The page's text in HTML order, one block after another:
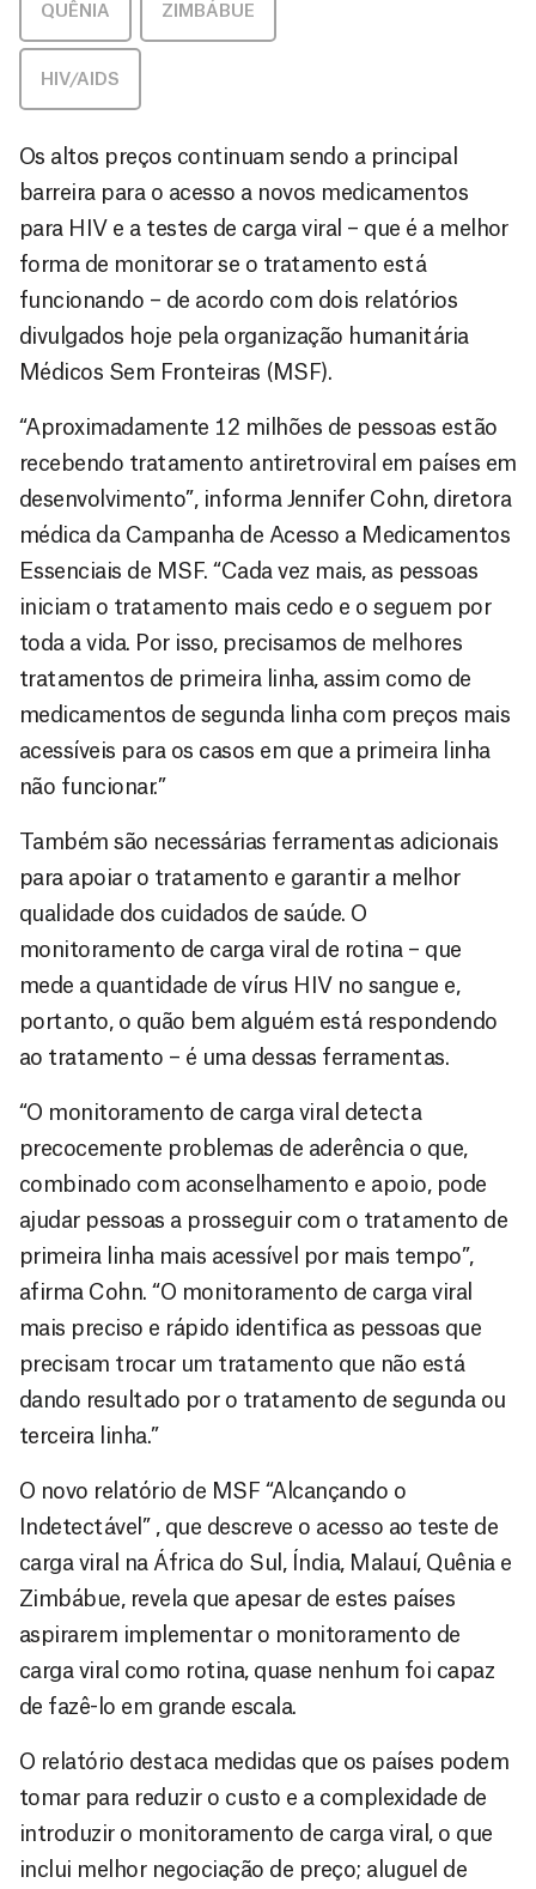
QUÊNIA ZIMBÁBUE
HIV/AIDS
Os altos preços continuam sendo a principal
barreira para o acesso a novos medicamentos
para HIV e a testes de carga viral – que é a melhor
forma de monitorar se o tratamento está
funcionando – de acordo com dois relatórios
divulgados hoje pela organização humanitária
Médicos Sem Fronteiras (MSF).
“Aproximadamente 12 milhões de pessoas estão
recebendo tratamento antiretroviral em países em
desenvolvimento”, informa Jennifer Cohn, diretora
médica da Campanha de Acesso a Medicamentos
Essenciais de MSF. “Cada vez mais, as pessoas
iniciam o tratamento mais cedo e o seguem por
toda a vida. Por isso, precisamos de melhores
tratamentos de primeira linha, assim como de
medicamentos de segunda linha com preços mais
acessíveis para os casos em que a primeira linha
não funcionar.”
Também são necessárias ferramentas adicionais
para apoiar o tratamento e garantir a melhor
qualidade dos cuidados de saúde. O
monitoramento de carga viral de rotina – que
mede a quantidade de vírus HIV no sangue e,
portanto, o quão bem alguém está respondendo
ao tratamento – é uma dessas ferramentas.
“O monitoramento de carga viral detecta
precocemente problemas de aderência o que,
combinado com aconselhamento e apoio, pode
ajudar pessoas a prosseguir com o tratamento de
primeira linha mais acessível por mais tempo”,
afirma Cohn. “O monitoramento de carga viral
mais preciso e rápido identifica as pessoas que
precisam trocar um tratamento que não está
dando resultado por o tratamento de segunda ou
terceira linha.”
O novo relatório de MSF “Alcançando o
Indetectável” , que descreve o acesso ao teste de
carga viral na África do Sul, Índia, Malauí, Quênia e
Zimbábue, revela que apesar de estes países
aspirarem implementar o monitoramento de
carga viral como rotina, quase nenhum foi capaz
de fazê-lo em grande escala.
O relatório destaca medidas que os países podem
tomar para reduzir o custo e a complexidade de
introduzir o monitoramento de carga viral, o que
inclui melhor negociação de preço; aluguel de